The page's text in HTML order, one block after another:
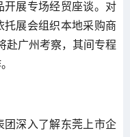
开展专场经贸座谈。对
托展会组织本地采购商
赴广州考察，其间专程
团深入了解东莞上市企